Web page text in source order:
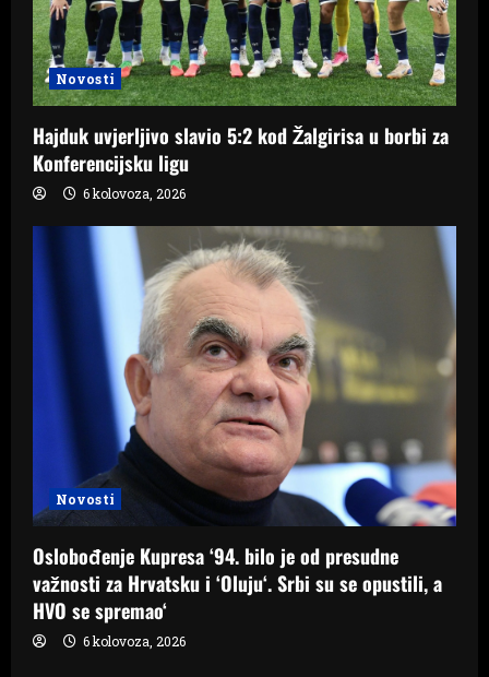
Novosti
Hajduk uvjerljivo slavio 5:2 kod Žalgirisa u borbi za
Konferencijsku ligu
6 kolovoza, 2026
Novosti
Oslobođenje Kupresa ‘94. bilo je od presudne
važnosti za Hrvatsku i ‘Oluju‘. Srbi su se opustili, a
HVO se spremao‘
6 kolovoza, 2026